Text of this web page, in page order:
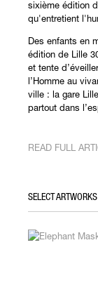
sixième édition
qu'entretient
Des enfants en
édition de Lille
et tente
l’Homme au
ville : la gare
partout dans
READ FULL
SELECT ARTWORKS